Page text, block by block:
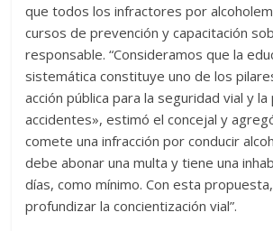
que todos los infractores por
cursos de prevención y capacitación
responsable. “Consideramos que la
sistemática constituye uno de los
acción pública para la seguridad vial y
accidentes», estimó el concejal y
comete una infracción por conducir
debe abonar una multa y tiene una
días, como mínimo. Con esta
profundizar la concientización vial”.